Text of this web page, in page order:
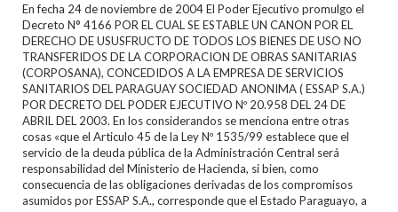
En fecha 24 de noviembre de 2004 El Poder Ejecutivo promulgo el
Decreto N° 4166 POR EL CUAL SE ESTABLE UN CANON POR EL
DERECHO DE USUSFRUCTO DE TODOS LOS BIENES DE USO NO
TRANSFERIDOS DE LA CORPORACION DE OBRAS SANITARIAS
(CORPOSANA), CONCEDIDOS A LA EMPRESA DE SERVICIOS
SANITARIOS DEL PARAGUAY SOCIEDAD ANONIMA ( ESSAP S.A.)
POR DECRETO DEL PODER EJECUTIVO Nº 20.958 DEL 24 DE
ABRIL DEL 2003. En los considerandos se menciona entre otras
cosas «que el Articulo 45 de la Ley Nº 1535/99 establece que el
servicio de la deuda pública de la Administración Central será
responsabilidad del Ministerio de Hacienda, si bien, como
consecuencia de las obligaciones derivadas de los compromisos
asumidos por ESSAP S.A., corresponde que el Estado Paraguayo, a